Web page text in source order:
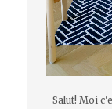
Salut! Moi